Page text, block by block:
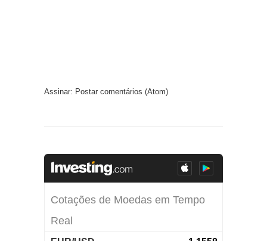
Assinar: Postar comentários (Atom)